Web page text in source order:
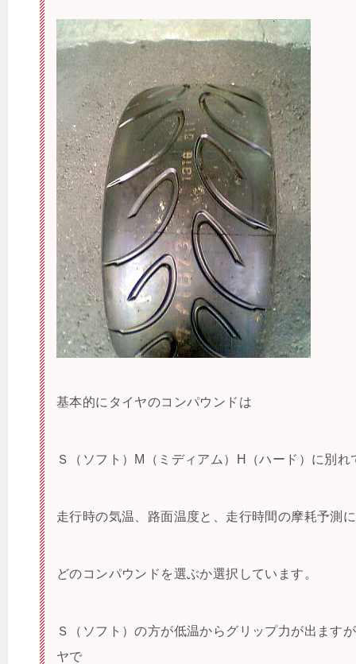
基本的にタイヤのコンパウンドは
Ｓ（ソフト）M（ミディアム）H（ハード）に別れ
走行時の気温、路面温度と、走行時間の摩耗予測
どのコンパウンドを選ぶか選択しています。
Ｓ（ソフト）の方が低温からグリップ力が出ます
ヤで